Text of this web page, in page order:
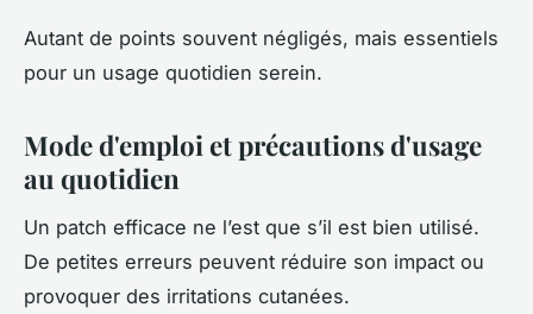
Autant de points souvent négligés, mais essentiels
pour un usage quotidien serein.
Mode d'emploi et précautions d'usage
au quotidien
Un patch efficace ne l’est que s’il est bien utilisé.
De petites erreurs peuvent réduire son impact ou
provoquer des irritations cutanées.